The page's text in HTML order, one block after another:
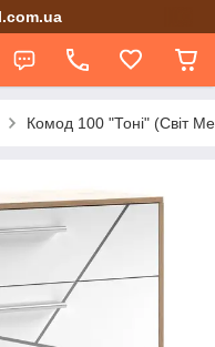
Комод 100 "Тоні" (Світ